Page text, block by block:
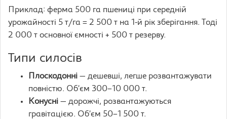
Приклад: ферма 500 га пшениці при середній
урожайності 5 т/га = 2 500 т на 1-й рік зберігання. Тоді
2 000 т основної ємності + 500 т резерву.
Типи силосів
Плоскодонні — дешевші, легше розвантажувати
повністю. Об’єм 300–10 000 т.
Конусні — дорожчі, розвантажуються
гравітацією. Об’єм 50–1 500 т.